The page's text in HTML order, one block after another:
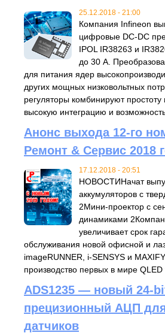
25.12.2018 - 21:00
Компания Infineon
цифровые DC-DC
IPOL IR38263 и
до 30 А.
для питания ядер
других мощных низковольтных
регуляторы комбинируют простоту
высокую интеграцию и
Анонс выхода 12-го
Ремонт & Сервис 2018
17.12.2018 - 20:51
НОВОСТИНачат
аккумуляторов с
2Мини-проектор с
динамиками
увеличивает срок
обслуживания новой офисной и
imageRUNNER, i-SENSYS и
производство первых в мире QLED
ADS1235 — новый 24-
прецизионный АЦП
датчиков